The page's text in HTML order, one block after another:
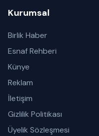
Kurumsal
Birlik Haber
Esnaf Rehberi
Künye
Reklam
İletişim
Gizlilik Politikası
Üyelik Sözleşmesi